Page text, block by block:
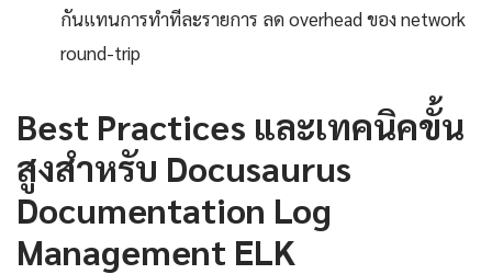
กันแทนการทำทีละรายการ ลด overhead ของ network
round-trip
Best Practices และเทคนิคขั้น
สูงสำหรับ Docusaurus
Documentation Log
Management ELK